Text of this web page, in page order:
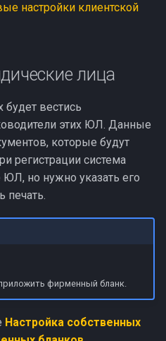
настройки клиентской
лица
вестись
этих ЮЛ. Данные
которые будут
регистрации система
но нужно указать его
печать.
фирменный бланк.
Настройка собственных